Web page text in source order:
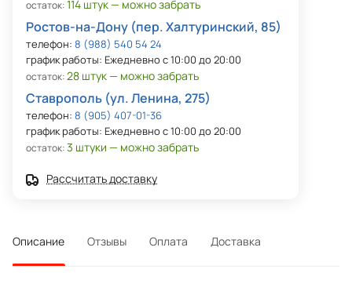
остаток:114 штук — можно забрать
Ростов-на-Дону (пер. Халтуринский, 85)
телефон: 8 (988) 540 54 24
график работы: Ежедневно с 10:00 до 20:00
остаток:28 штук — можно забрать
Ставрополь (ул. Ленина, 275)
телефон: 8 (905) 407-01-36
график работы: Ежедневно с 10:00 до 20:00
остаток:3 штуки — можно забрать
Рассчитать доставку
Описание Отзывы Оплата Доставка